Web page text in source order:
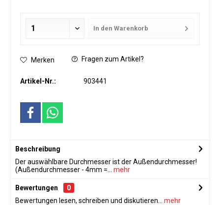
In den Warenkorb
Merken Fragen zum Artikel?
Artikel-Nr.: 903441
Beschreibung
Der auswählbare Durchmesser ist der Außendurchmesser!
(Außendurchmesser - 4mm =...
mehr
Bewertungen
0
Bewertungen lesen, schreiben und diskutieren...
mehr